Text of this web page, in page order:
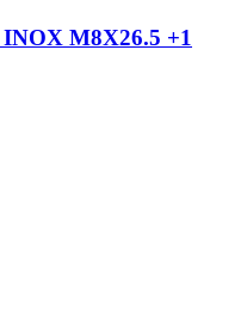
M8X26.5 +1